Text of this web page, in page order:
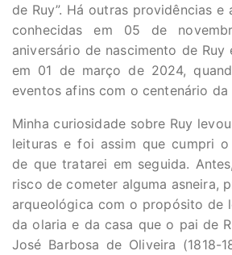
de Ruy”. Há outras providências e
conhecidas em 05 de
aniversário de nascimento de
em 01 de março de 2024,
eventos afins com o centenário
Minha curiosidade sobre Ruy
leituras e foi assim que cumpri o
de que tratarei em seguida.
risco de cometer alguma asneira,
arqueológica com o propósito de
da olaria e da casa que o pai de
José Barbosa de Oliveira (1818-